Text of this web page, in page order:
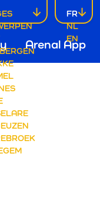
NL
FR
EN
Arenal App